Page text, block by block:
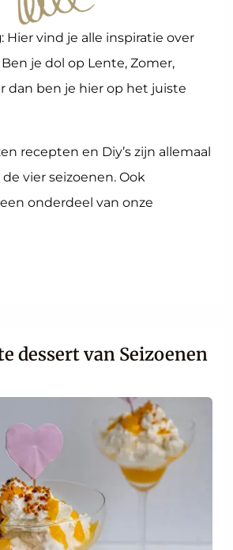
: Hier vind je alle inspiratie over
je dol op Lente, Zomer,
dan ben je hier op het juiste
recepten en Diy’s zijn allemaal
vier seizoenen. Ook
onderdeel van onze
dessert van Seizoenen